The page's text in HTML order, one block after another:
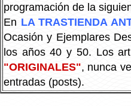
programación de la
En LA TRASTIENDA
Ocasión y Ejemplares
los años 40 y 50. Los
"ORIGINALES", nunca
entradas (posts).